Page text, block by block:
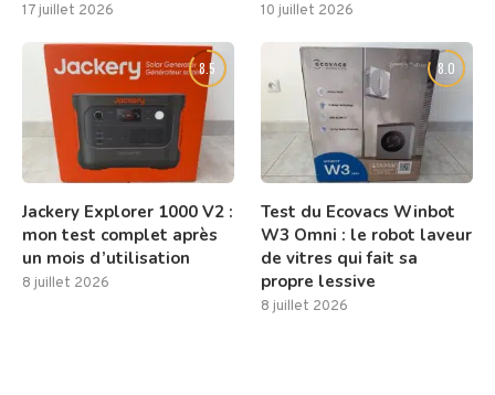
17 juillet 2026 10 juillet 2026
8.5
Jackery Explorer 1000 V2 :
mon test complet après
un mois d’utilisation
8 juillet 2026
8.0
Test du Ecovacs Winbot
W3 Omni : le robot laveur
de vitres qui fait sa
propre lessive
8 juillet 2026